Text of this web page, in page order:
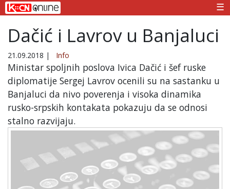
☰
Dačić i Lavrov u Banjaluci
21.09.2018 | Info
Ministar spoljnih poslova Ivica Dačić i šef ruske
diplomatije Sergej Lavrov ocenili su na sastanku u
Banjaluci da nivo poverenja i visoka dinamika
rusko-srpskih kontakata pokazuju da se odnosi
stalno razvijaju.